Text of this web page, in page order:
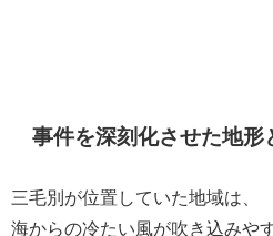
事件を深刻化させた地形
三毛別が位置していた地域は、
海からの冷たい風が吹き込みやす